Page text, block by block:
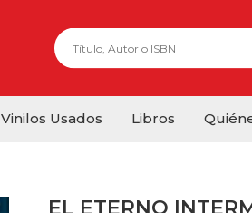
Vinilos Usados Libros
EL ETERNO